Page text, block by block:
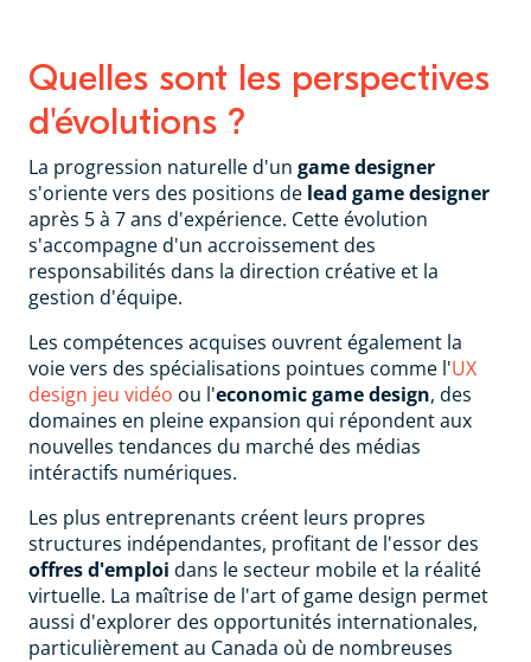
Quelles sont les perspectives
d'évolutions ?
La progression naturelle d'un game designer
s'oriente vers des positions de lead game designer
après 5 à 7 ans d'expérience. Cette évolution
s'accompagne d'un accroissement des
responsabilités dans la direction créative et la
gestion d'équipe.
Les compétences acquises ouvrent également la
voie vers des spécialisations pointues comme l'UX
design jeu vidéo ou l'economic game design, des
domaines en pleine expansion qui répondent aux
nouvelles tendances du marché des médias
intéractifs numériques.
Les plus entreprenants créent leurs propres
structures indépendantes, profitant de l'essor des
offres d'emploi dans le secteur mobile et la réalité
virtuelle. La maîtrise de l'art of game design permet
aussi d'explorer des opportunités internationales,
particulièrement au Canada où de nombreuses